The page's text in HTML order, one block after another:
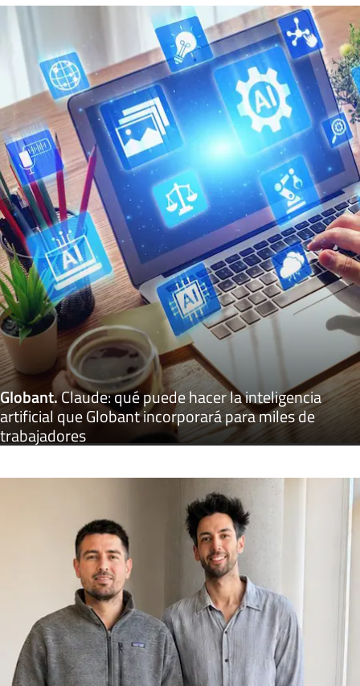
Globant.Claude: qué puede hacer la inteligencia
artificial que Globant incorporará para miles de
trabajadores